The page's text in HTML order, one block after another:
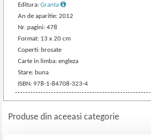
Editura:Granta
An de aparitie: 2012
Nr. pagini: 478
Format: 13 x 20 cm
Coperti: brosate
Carte in limba: engleza
Stare: buna
ISBN: 978-1-84708-323-4
Produse din aceeasi categorie